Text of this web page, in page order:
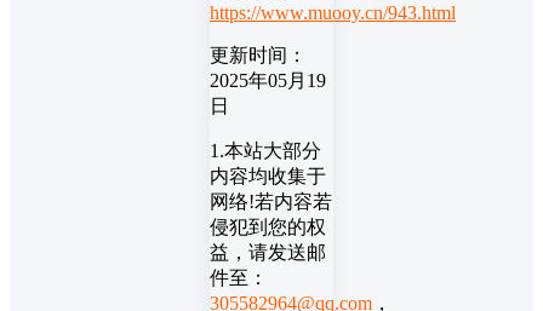
https://www.muooy.cn/943.html
更新时间：
2025年05月19
日
1.本站大部分
内容均收集于
网络!若内容若
侵犯到您的权
益，请发送邮
件至：
305582964@qq.com ，